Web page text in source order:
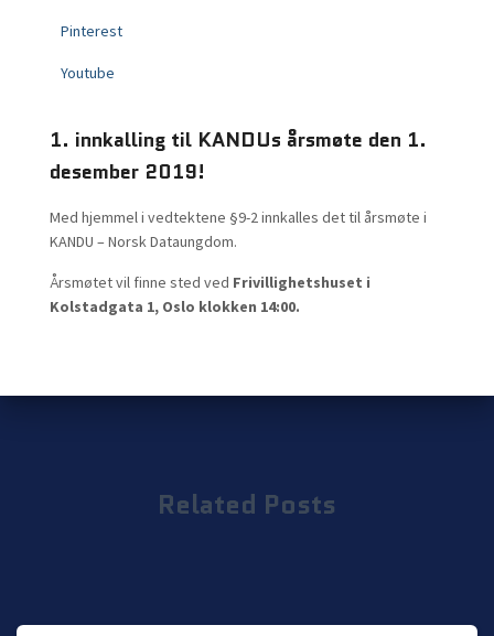
Pinterest
Youtube
1. innkalling til KANDUs årsmøte den 1.
desember 2019!
Med hjemmel i vedtektene §9-2 innkalles det til årsmøte i
KANDU – Norsk Dataungdom.
Årsmøtet vil finne sted ved Frivillighetshuset i
Kolstadgata 1, Oslo klokken 14:00.
Related Posts